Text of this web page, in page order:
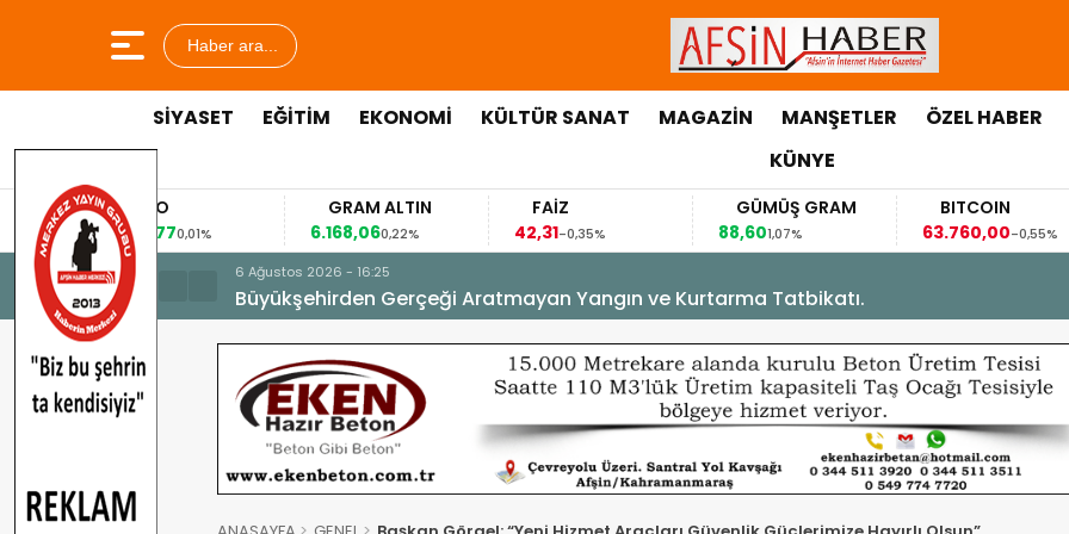
Haber ara...
SİYASET EĞİTİM EKONOMİ KÜLTÜR SANAT MAGAZİN MANŞETLER ÖZEL HABER
KÜNYE
EURO
53,8477
0,01%
GRAM ALTIN
6.168,06
0,22%
FAİZ
42,31-0,35%
GÜMÜŞ GRAM
88,60
1,07%
BITCOIN
63.760,00-0,55%
6 Ağustos 2026 - 16:25
Büyükşehirden Gerçeği Aratmayan Yangın ve Kurtarma Tatbikatı.